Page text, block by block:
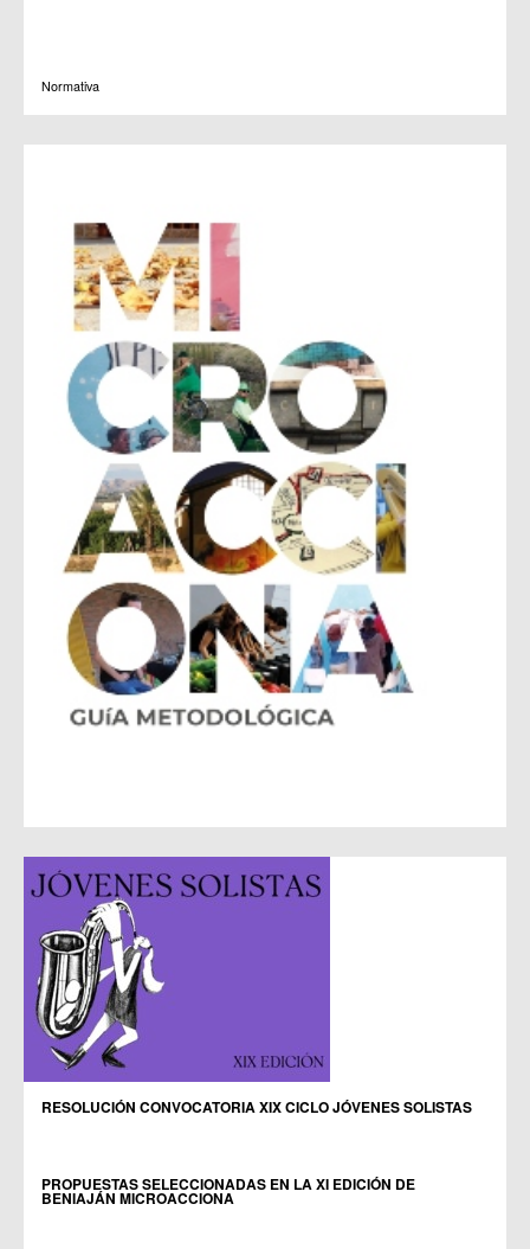
Normativa
RAÍCES, UN PROYECTO ARTÍSTICO DE TRABAJO
COLABORATIVO
“JAVALÍ NUEVO, HACE 100 AÑOS
RESOLUCIÓN CONVOCATORIA XIX CICLO JÓVENES SOLISTAS
PROPUESTAS SELECCIONADAS EN LA XI EDICIÓN DE
BENIAJÁN MICROACCIONA